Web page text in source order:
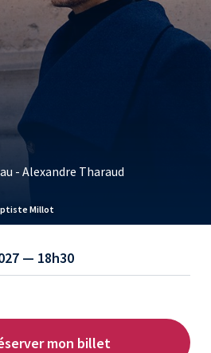
Millot
- Alexandre Tharaud
— 18h30
mon billet